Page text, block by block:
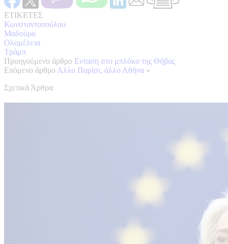
ΕΤΙΚΕΤΕΣ
Κωνσταντοπούλου
Μαδούρο
Ολομέλεια
Τράμπ
Προηγούμενο άρθρο Ενταση στο μπλόκο της Θήβας
Επόμενο άρθρο Αλλο Παρίσι, άλλο Αθήνα »
Σχετικά Άρθρα